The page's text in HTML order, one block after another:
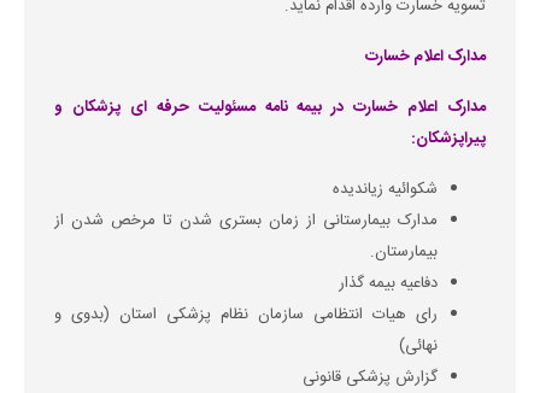
تسویه خسارت وارده اقدام نماید.
مدارک اعلام خسارت
مدارک اعلام خسارت در بیمه نامه مسئولیت حرفه ای پزشکان و
پیراپزشکان:
شکوائیه زیاندیده
مدارک بیمارستانی از زمان بستری شدن تا مرخص شدن از
بیمارستان.
دفاعیه بیمه گذار
رای هیات انتظامی سازمان نظام پزشکی استان (بدوی و
نهائی)
گزارش پزشکی قانونی